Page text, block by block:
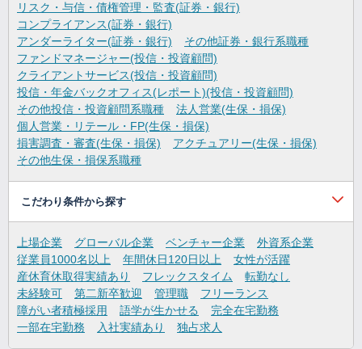
リスク・与信・債権管理・監査(証券・銀行)
コンプライアンス(証券・銀行)
アンダーライター(証券・銀行)
その他証券・銀行系職種
ファンドマネージャー(投信・投資顧問)
クライアントサービス(投信・投資顧問)
投信・年金バックオフィス(レポート)(投信・投資顧問)
その他投信・投資顧問系職種
法人営業(生保・損保)
個人営業・リテール・FP(生保・損保)
損害調査・審査(生保・損保)
アクチュアリー(生保・損保)
その他生保・損保系職種
こだわり条件から探す
上場企業 グローバル企業 ベンチャー企業
外資系企業
従業員1000名以上
年間休日120日以上
女性が活躍
産休育休取得実績あり
フレックスタイム
転勤なし
未経験可
第二新卒歓迎 管理職
フリーランス
障がい者積極採用
語学が生かせる
完全在宅勤務
一部在宅勤務
入社実績あり 独占求人